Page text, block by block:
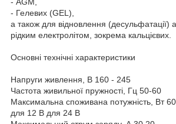
- Гелевих (GEL),
а також для відновлення (десульфатації)
рідким електролітом, зокрема кальцієвих.
Основні технічні характеристики
Напруги живлення, В 160 - 245
Частота живильної пружності, Гц 50-60
Максимальна споживана потужність, Вт
для 12 В для 24 В